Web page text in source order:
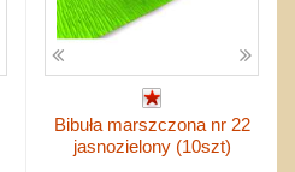
Bibuła marszczona nr 22
jasnozielony (10szt)